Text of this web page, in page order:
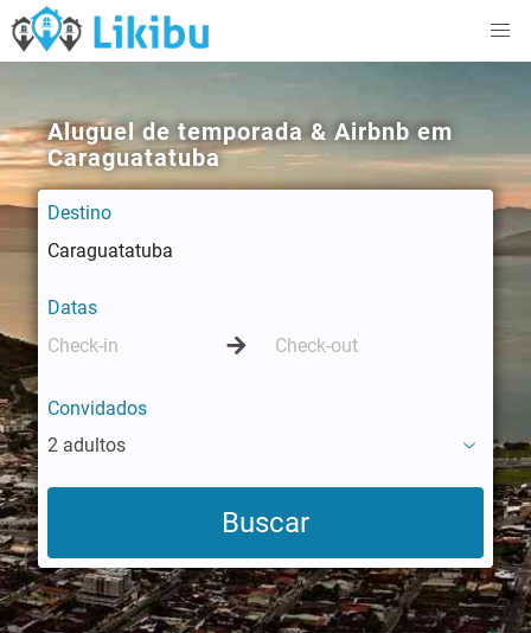
Aluguel de temporada & Airbnb em
Caraguatatuba
Destino
Datas
Convidados
2 adultos